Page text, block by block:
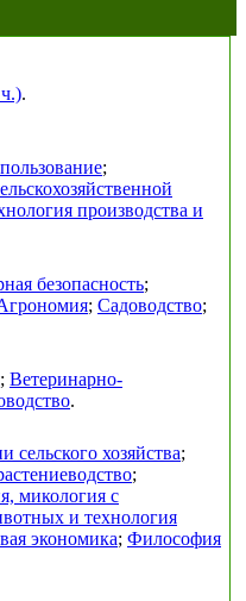
.
;
производства и
безопасность;
; Садоводство;
; Ветеринарно-
.
сельского хозяйства;
;
микология с
и технология
экономика; Философия